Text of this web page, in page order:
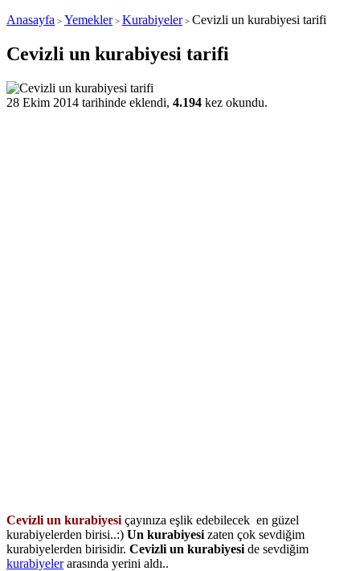
Anasayfa > Yemekler> Kurabiyeler> Cevizli un kurabiyesi tarifi
Cevizli un kurabiyesi tarifi
28 Ekim 2014 tarihinde eklendi, 4.194 kez okundu.
Cevizli un kurabiyesi çayınıza eşlik edebilecek en güzel
kurabiyelerden birisi..:) Un kurabiyesi zaten çok sevdiğim
kurabiyelerden birisidir. Cevizli un kurabiyesi de sevdiğim
kurabiyelerarasında yerini aldı..